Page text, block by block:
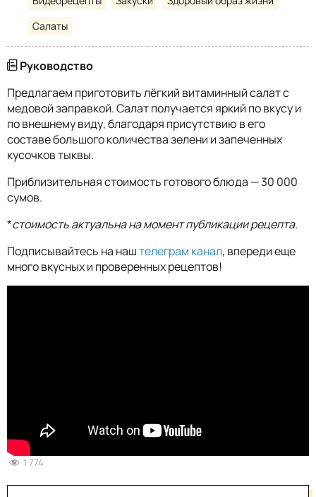
Салаты
Руководство
Предлагаем приготовить лёгкий витаминный салат с
медовой заправкой. Салат получается яркий по вкусу и
по внешнему виду, благодаря присутствию в его
составе большого количества зелени и запеченных
кусочков тыквы.
Приблизительная стоимость готового блюда — 30 000
сумов.
*стоимость актуальна на момент публикации рецепта.
Подписывайтесь на наштелеграм канал, впереди еще
много вкусных и проверенных рецептов!
1 774